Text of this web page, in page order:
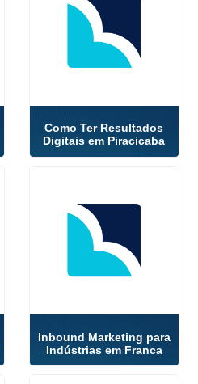
Como Ter Resultados
Digitais em Piracicaba
Inbound Marketing para
Indústrias em Franca